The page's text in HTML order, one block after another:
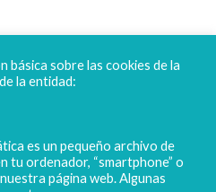
básica sobre las cookies de la
la entidad:
es un pequeño archivo de
tu ordenador, “smartphone” o
página web. Algunas